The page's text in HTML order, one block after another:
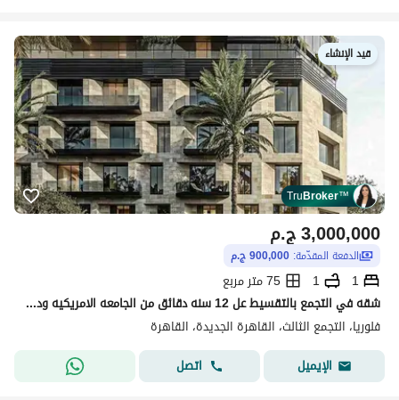
قيد الإنشاء
TruBroker™
ج.م3,000,000
الدفعة المقدّمة: 900,000 ج.م
1
1
75 متر مربع
شقه في التجمع بالتقسيط عل 12 سنه دقائق من الجامعه الامريكيه ودقائق من هايد بارك
فلوريا، التجمع الثالث، القاهرة الجديدة، القاهرة
الإيميل
اتصل